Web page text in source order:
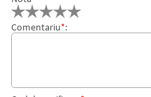
Comentariu*: